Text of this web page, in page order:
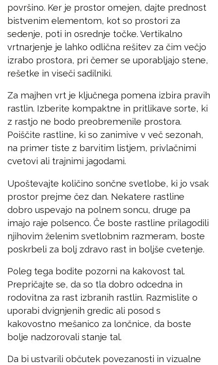
površino. Ker je prostor omejen, dajte prednost
bistvenim elementom, kot so prostori za
sedenje, poti in osrednje točke. Vertikalno
vrtnarjenje je lahko odlična rešitev za čim večjo
izrabo prostora, pri čemer se uporabljajo stene,
rešetke in viseči sadilniki.
Za majhen vrt je ključnega pomena izbira pravih
rastlin. Izberite kompaktne in pritlikave sorte, ki
z rastjo ne bodo preobremenile prostora.
Poiščite rastline, ki so zanimive v več sezonah,
na primer tiste z barvitim listjem, privlačnimi
cvetovi ali trajnimi jagodami.
Upoštevajte količino sončne svetlobe, ki jo vsak
prostor prejme čez dan. Nekatere rastline
dobro uspevajo na polnem soncu, druge pa
imajo raje polsenco. Če boste rastline prilagodili
njihovim želenim svetlobnim razmeram, boste
poskrbeli za bolj zdravo rast in boljše cvetenje.
Poleg tega bodite pozorni na kakovost tal.
Prepričajte se, da so tla dobro odcedna in
rodovitna za rast izbranih rastlin. Razmislite o
uporabi dvignjenih gredic ali posod s
kakovostno mešanico za lončnice, da boste
bolje nadzorovali stanje tal.
Da bi ustvarili občutek povezanosti in vizualne